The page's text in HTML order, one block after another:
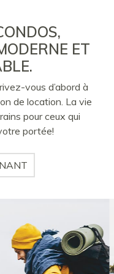
ET
vous d’abord à
de location. La vie
pour ceux qui
portée!